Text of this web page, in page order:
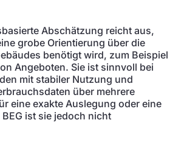
Abschätzung reicht aus,
grobe Orientierung über die
benötigt wird, zum Beispiel
Angeboten. Sie ist sinnvoll bei
mit stabiler Nutzung und
über mehrere
eine exakte Auslegung oder eine
ist sie jedoch nicht